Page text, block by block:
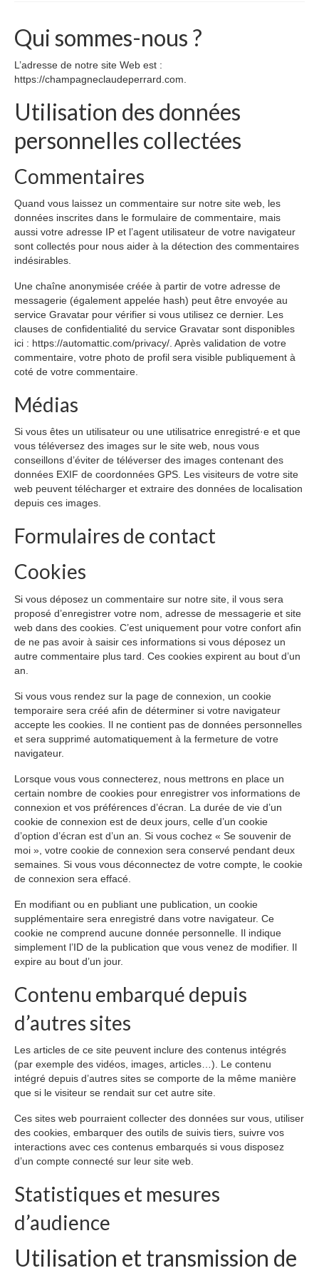
Etiquettes personnalisées
CE et collectivités
Professionels et distributeurs
Découvrir la région
Boutique
Nos cuvées
Accessoires Champagne
Etiquettes personnalisees
Actualités
Contact
Qui sommes-nous ?
L’adresse de notre site Web est :
https://champagneclaudeperrard.com.
Utilisation des données
personnelles collectées
Commentaires
Quand vous laissez un commentaire sur notre site web, les
données inscrites dans le formulaire de commentaire, mais
aussi votre adresse IP et l’agent utilisateur de votre navigateur
sont collectés pour nous aider à la détection des commentaires
indésirables.
Une chaîne anonymisée créée à partir de votre adresse de
messagerie (également appelée hash) peut être envoyée au
service Gravatar pour vérifier si vous utilisez ce dernier. Les
clauses de confidentialité du service Gravatar sont disponibles
ici : https://automattic.com/privacy/. Après validation de votre
commentaire, votre photo de profil sera visible publiquement à
coté de votre commentaire.
Médias
Si vous êtes un utilisateur ou une utilisatrice enregistré·e et que
vous téléversez des images sur le site web, nous vous
conseillons d’éviter de téléverser des images contenant des
données EXIF de coordonnées GPS. Les visiteurs de votre site
web peuvent télécharger et extraire des données de localisation
depuis ces images.
Formulaires de contact
Cookies
Si vous déposez un commentaire sur notre site, il vous sera
proposé d’enregistrer votre nom, adresse de messagerie et site
web dans des cookies. C’est uniquement pour votre confort afin
de ne pas avoir à saisir ces informations si vous déposez un
autre commentaire plus tard. Ces cookies expirent au bout d’un
an.
Si vous vous rendez sur la page de connexion, un cookie
temporaire sera créé afin de déterminer si votre navigateur
accepte les cookies. Il ne contient pas de données personnelles
et sera supprimé automatiquement à la fermeture de votre
navigateur.
Lorsque vous vous connecterez, nous mettrons en place un
certain nombre de cookies pour enregistrer vos informations de
connexion et vos préférences d’écran. La durée de vie d’un
cookie de connexion est de deux jours, celle d’un cookie
d’option d’écran est d’un an. Si vous cochez « Se souvenir de
moi », votre cookie de connexion sera conservé pendant deux
semaines. Si vous vous déconnectez de votre compte, le cookie
de connexion sera effacé.
En modifiant ou en publiant une publication, un cookie
supplémentaire sera enregistré dans votre navigateur. Ce
cookie ne comprend aucune donnée personnelle. Il indique
simplement l’ID de la publication que vous venez de modifier. Il
expire au bout d’un jour.
Contenu embarqué depuis
d’autres sites
Les articles de ce site peuvent inclure des contenus intégrés
(par exemple des vidéos, images, articles…). Le contenu
intégré depuis d’autres sites se comporte de la même manière
que si le visiteur se rendait sur cet autre site.
Ces sites web pourraient collecter des données sur vous, utiliser
des cookies, embarquer des outils de suivis tiers, suivre vos
interactions avec ces contenus embarqués si vous disposez
d’un compte connecté sur leur site web.
Statistiques et mesures
d’audience
Utilisation et transmission de